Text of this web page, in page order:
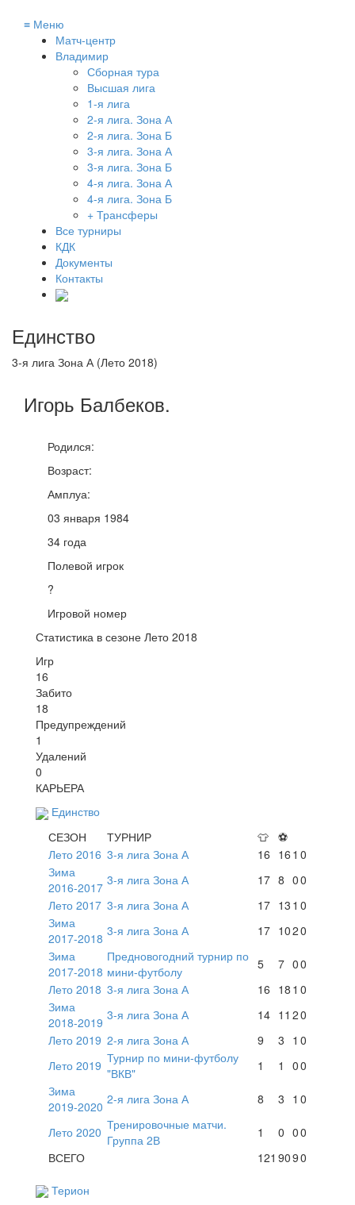
≡ Меню
Матч-центр
Владимир
Сборная тура
Высшая лига
1-я лига
2-я лига. Зона А
2-я лига. Зона Б
3-я лига. Зона А
3-я лига. Зона Б
4-я лига. Зона А
4-я лига. Зона Б
+ Трансферы
Все турниры
КДК
Документы
Контакты
Единство
3-я лига Зона А (Лето 2018)
Игорь Балбеков.
Родился:
Возраст:
Амплуа:
03 января 1984
34 года
Полевой игрок
?
Игровой номер
Статистика в сезоне Лето 2018
Игр
16
Забито
18
Предупреждений
1
Удалений
0
КАРЬЕРА
Единство
СЕЗОН
ТУРНИР 👕 ⚽
Лето 2016 3-я лига Зона А 16 16 1 0
Зима
2016-2017 3-я лига Зона А 17 8 00
Лето 2017 3-я лига Зона А 17 13 1 0
Зима
2017-2018 3-я лига Зона А 17 1020
Зима
2017-2018
Предновогодний турнир по
мини-футболу
5 7 00
Лето 2018 3-я лига Зона А 16 18 1 0
Зима
2018-2019 3-я лига Зона А 14 11 20
Лето 2019 2-я лига Зона А 9 3 1 0
Лето 2019 Турнир по мини-футболу
"ВКВ"
1 1 00
Зима
2019-2020 2-я лига Зона А 8 3 1 0
Лето 2020 Тренировочные матчи.
Группа 2В
1 0 00
ВСЕГО
121 9090
Терион